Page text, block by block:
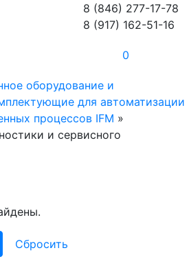
8 (846) 277-17-78
8 (917) 162-51-16
0
оборудование и
для автоматизации
процессов IFM »
и сервисного
Сбросить